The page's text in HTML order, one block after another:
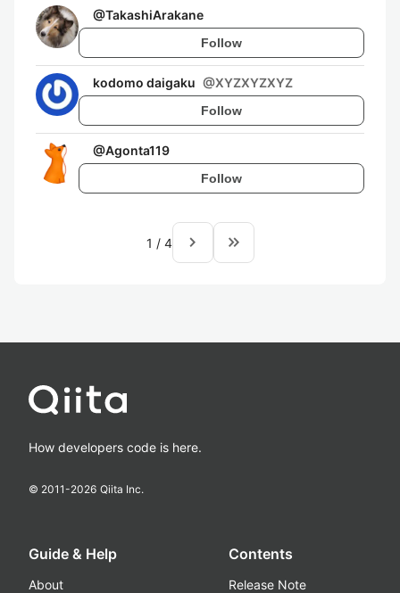
@TakashiArakane
Follow
kodomo daigaku @XYZXYZXYZ
Follow
@Agonta119
Follow
1 / 4 navigate_next keyboard_double_arrow_right
How developers code is here.
© 2011-2026 Qiita Inc.
Guide & Help
About
Contents
Release Note